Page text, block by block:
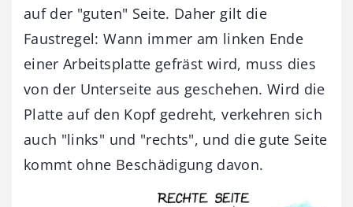
auf der "guten" Seite. Daher gilt die
Faustregel: Wann immer am linken Ende
einer Arbeitsplatte gefräst wird, muss dies
von der Unterseite aus geschehen. Wird die
Platte auf den Kopf gedreht, verkehren sich
auch "links" und "rechts", und die gute Seite
kommt ohne Beschädigung davon.